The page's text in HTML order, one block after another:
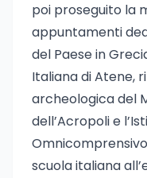
poi proseguito la
appuntamenti
del Paese in
Italiana di Atene,
archeologica del
dell’Acropoli e
scuola italiana